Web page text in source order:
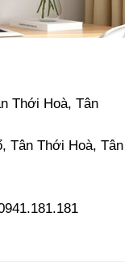
Thới Hoà, Tân
Tân Thới Hoà, Tân